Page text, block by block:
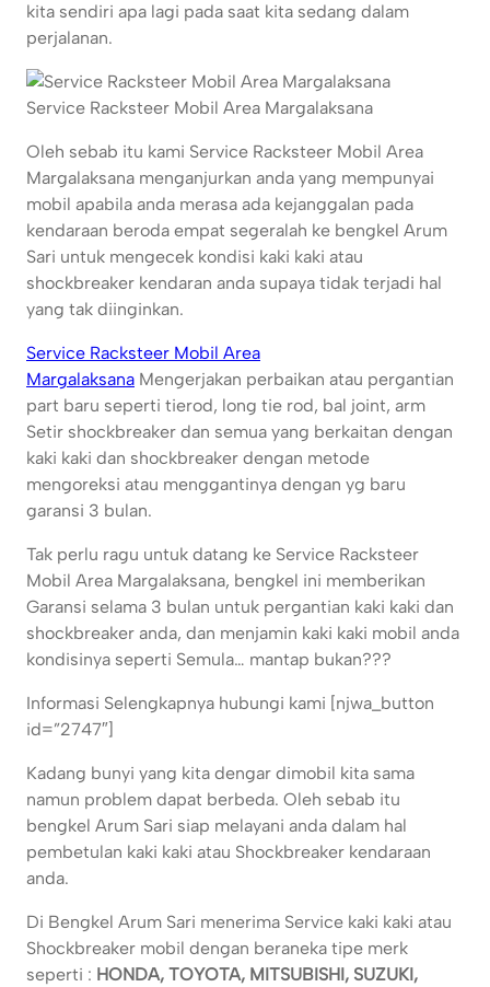
kita sendiri apa lagi pada saat kita sedang dalam
perjalanan.
Service Racksteer Mobil Area Margalaksana
Oleh sebab itu kami Service Racksteer Mobil Area
Margalaksana menganjurkan anda yang mempunyai
mobil apabila anda merasa ada kejanggalan pada
kendaraan beroda empat segeralah ke bengkel Arum
Sari untuk mengecek kondisi kaki kaki atau
shockbreaker kendaran anda supaya tidak terjadi hal
yang tak diinginkan.
Service Racksteer Mobil Area
Margalaksana Mengerjakan perbaikan atau pergantian
part baru seperti tierod, long tie rod, bal joint, arm
Setir shockbreaker dan semua yang berkaitan dengan
kaki kaki dan shockbreaker dengan metode
mengoreksi atau menggantinya dengan yg baru
garansi 3 bulan.
Tak perlu ragu untuk datang ke Service Racksteer
Mobil Area Margalaksana, bengkel ini memberikan
Garansi selama 3 bulan untuk pergantian kaki kaki dan
shockbreaker anda, dan menjamin kaki kaki mobil anda
kondisinya seperti Semula… mantap bukan???
Informasi Selengkapnya hubungi kami [njwa_button
id=”2747″]
Kadang bunyi yang kita dengar dimobil kita sama
namun problem dapat berbeda. Oleh sebab itu
bengkel Arum Sari siap melayani anda dalam hal
pembetulan kaki kaki atau Shockbreaker kendaraan
anda.
Di Bengkel Arum Sari menerima Service kaki kaki atau
Shockbreaker mobil dengan beraneka tipe merk
seperti : HONDA, TOYOTA, MITSUBISHI, SUZUKI,